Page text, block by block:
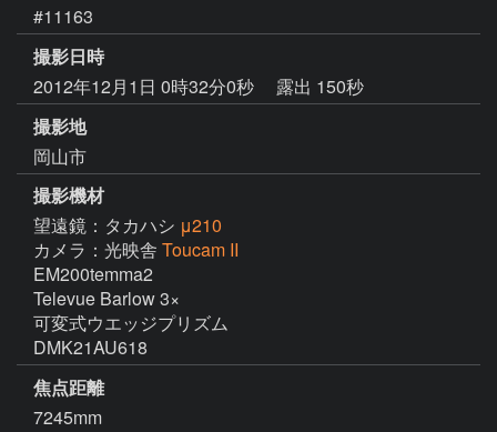
#11163
撮影日時
2012年12月1日 0時32分0秒
露出 150秒
撮影地
岡山市
撮影機材
望遠鏡：タカハシ μ210
カメラ：光映舎 Toucam II
EM200temma2
Televue Barlow 3×
可変式ウエッジプリズム
DMK21AU618
焦点距離
7245mm